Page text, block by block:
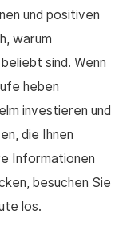
und positiven
warum
sind. Wenn
heben
investieren und
die Ihnen
Informationen
besuchen Sie
los.